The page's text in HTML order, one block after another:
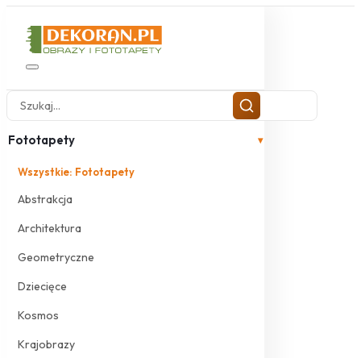
Fototapety ▾
Wszystkie: Fototapety
Abstrakcja
Architektura
Geometryczne
Dziecięce
Kosmos
Krajobrazy